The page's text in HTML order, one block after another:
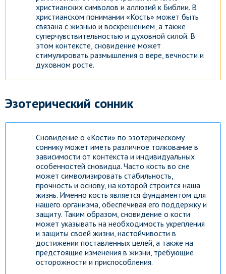
Посмотреть
христианских символов и аллюзий к Библии. В
христианском понимании «Кость» может быть
связана с жизнью и воскрешением, а также
суперчувствительностью и духовной силой. В
этом контексте, сновидение может
стимулировать размышления о вере, вечности и
духовном росте.
Эзотерический сонник
Сновидение о «Кости» по эзотерическому
соннику может иметь различное толкование в
зависимости от контекста и индивидуальных
особенностей сновидца. Часто кость во сне
может символизировать стабильность,
прочность и основу, на которой строится наша
жизнь. Именно кость является фундаментом для
нашего организма, обеспечивая его поддержку и
защиту. Таким образом, сновидение о кости
может указывать на необходимость укрепления
и защиты своей жизни, настойчивости в
достижении поставленных целей, а также на
предстоящие изменения в жизни, требующие
осторожности и приспособления.